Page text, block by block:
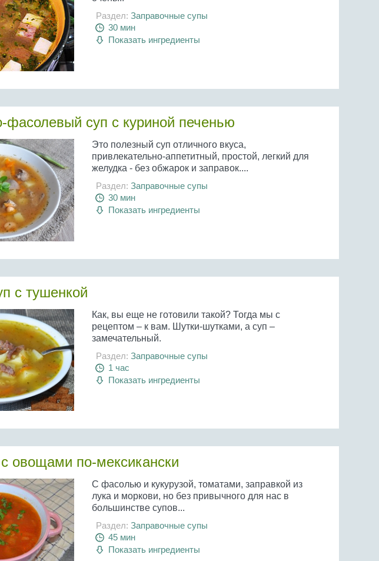
Раздел: Заправочные супы
30 мин
Показать ингредиенты
фасолевый суп с куриной печенью
Это полезный суп отличного вкуса,
привлекательно-аппетитный, простой, легкий для
желудка - без обжарок и заправок....
Раздел: Заправочные супы
30 мин
Показать ингредиенты
с тушенкой
Как, вы еще не готовили такой? Тогда мы с
рецептом – к вам. Шутки-шутками, а суп –
замечательный.
Раздел: Заправочные супы
1 час
Показать ингредиенты
овощами по-мексикански
С фасолью и кукурузой, томатами, заправкой из
лука и моркови, но без привычного для нас в
большинстве супов...
Раздел: Заправочные супы
45 мин
Показать ингредиенты